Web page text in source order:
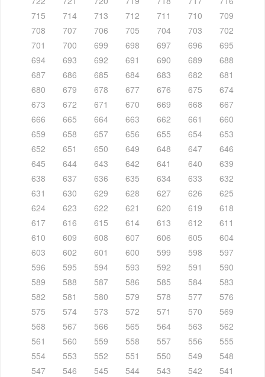
715
714 713 712 711 710
709
708
707 706 705 704 703
702
701
700 699 698 697 696
695
694
693 692 691 690 689
688
687
686 685 684 683 682
681
680
679 678 677 676 675
674
673
672 671 670 669 668
667
666
665 664 663 662 661
660
659
658 657 656 655 654
653
652
651 650 649 648 647
646
645
644 643 642 641 640
639
638
637 636 635 634 633
632
631
630 629 628 627 626
625
624
623 622 621 620 619
618
617
616 615 614 613 612
611
610
609 608 607 606 605
604
603
602 601 600 599 598
597
596
595 594 593 592 591
590
589
588 587 586 585 584
583
582
581 580 579 578 577
576
575
574 573 572 571 570
569
568
567 566 565 564 563
562
561
560 559 558 557 556
555
554
553 552 551 550 549
548
547
546 545 544 543 542
541